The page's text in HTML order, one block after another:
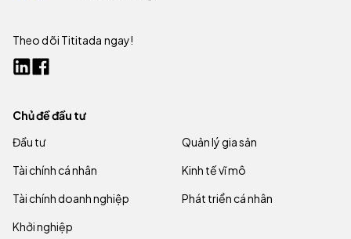
Theo dõi Tititada ngay!
Chủ đề đầu tư
Đầu tư
Quản lý gia sản
Tài chính cá nhân
Kinh tế vĩ mô
Tài chính doanh nghiệp
Phát triển cá nhân
Khởi nghiệp